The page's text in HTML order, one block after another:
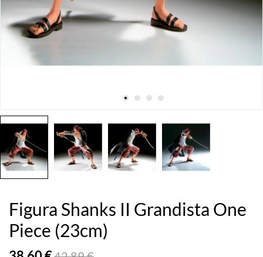
Figura Shanks II Grandista One
Piece (23cm)